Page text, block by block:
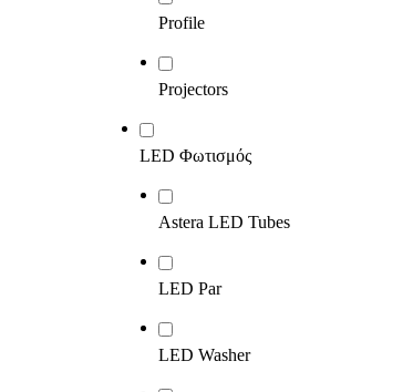
Profile
Projectors
LED Φωτισμός
Astera LED Tubes
LED Par
LED Washer